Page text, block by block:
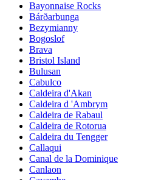
Bayonnaise Rocks
Bárðarbunga
Bezymianny
Bogoslof
Brava
Bristol Island
Bulusan
Cabulco
Caldeira d'Akan
Caldeira d 'Ambrym
Caldeira de Rabaul
Caldeira de Rotorua
Caldeira du Tengger
Callaqui
Canal de la Dominique
Canlaon